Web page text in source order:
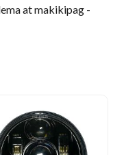
at makikipag -